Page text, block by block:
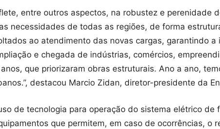
entre outros aspectos, na robustez e perenidade
necessidades de todas as regiões, de forma
ao atendimento das novas cargas, garantindo
e chegada de indústrias, comércios,
que priorizaram obras estruturais. Ano a ano,
destacou Marcio Zidan, diretor-presidente da
de tecnologia para operação do sistema elétrico
que permitem, em caso de ocorrências, o